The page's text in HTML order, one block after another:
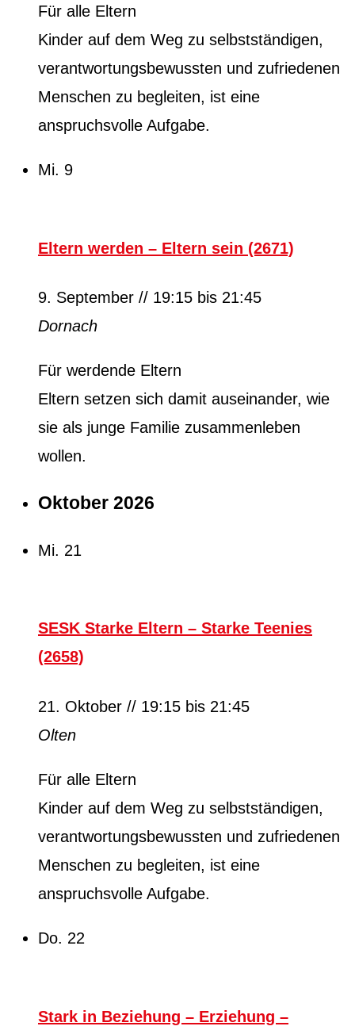
Für alle Eltern
Kinder auf dem Weg zu selbstständigen,
verantwortungsbewussten und zufriedenen
Menschen zu begleiten, ist eine
anspruchsvolle Aufgabe.
Mi. 9
Eltern werden – Eltern sein (2671)
9. September // 19:15 bis 21:45
Dornach
Für werdende Eltern
Eltern setzen sich damit auseinander, wie
sie als junge Familie zusammenleben
wollen.
Oktober 2026
Mi. 21
SESK Starke Eltern – Starke Teenies
(2658)
21. Oktober // 19:15 bis 21:45
Olten
Für alle Eltern
Kinder auf dem Weg zu selbstständigen,
verantwortungsbewussten und zufriedenen
Menschen zu begleiten, ist eine
anspruchsvolle Aufgabe.
Do. 22
Stark in Beziehung – Erziehung –